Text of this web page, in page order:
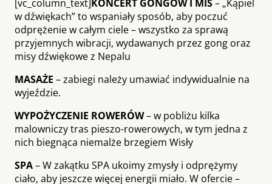
[vc_column_text]KONCERT GONGÓW I MIS– „Kąpiel
w dźwiękach” to wspaniały sposób, aby poczuć
odprężenie w całym ciele – wszystko za sprawą
przyjemnych wibracji, wydawanych przez gong oraz
misy dźwiękowe z Nepalu
MASAŻE – zabiegi należy umawiać indywidualnie na
wyjeździe.
WYPOŻYCZENIE ROWERÓW– w pobliżu kilka
malowniczy tras pieszo-rowerowych, w tym jedna z
nich biegnąca niemalże brzegiem Wisły
SPA– W zakątku SPA ukoimy zmysły i odprężymy
ciało, aby jeszcze więcej energii miało. W ofercie –